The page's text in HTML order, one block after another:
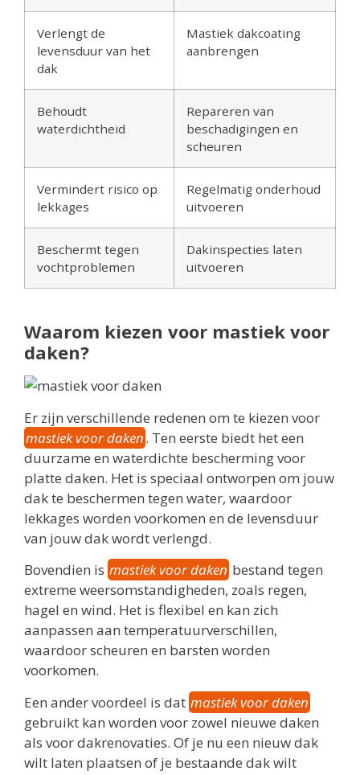
Verlengt de
levensduur van het
dak
Mastiek dakcoating
aanbrengen
Behoudt
waterdichtheid
Repareren van
beschadigingen en
scheuren
Vermindert risico op
lekkages
Regelmatig onderhoud
uitvoeren
Beschermt tegen
vochtproblemen
Dakinspecties laten
uitvoeren
Waarom kiezen voor mastiek voor
daken?
Er zijn verschillende redenen om te kiezen voor
mastiek voor daken. Ten eerste biedt het een
duurzame en waterdichte bescherming voor
platte daken. Het is speciaal ontworpen om jouw
dak te beschermen tegen water, waardoor
lekkages worden voorkomen en de levensduur
van jouw dak wordt verlengd.
Bovendien is mastiek voor daken bestand tegen
extreme weersomstandigheden, zoals regen,
hagel en wind. Het is flexibel en kan zich
aanpassen aan temperatuurverschillen,
waardoor scheuren en barsten worden
voorkomen.
Een ander voordeel is dat mastiek voor daken
gebruikt kan worden voor zowel nieuwe daken
als voor dakrenovaties. Of je nu een nieuw dak
wilt laten plaatsen of je bestaande dak wilt